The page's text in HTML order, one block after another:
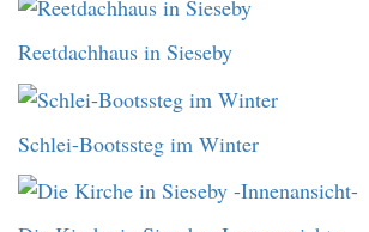
Reetdachhaus in Sieseby
Schlei-Bootssteg im Winter